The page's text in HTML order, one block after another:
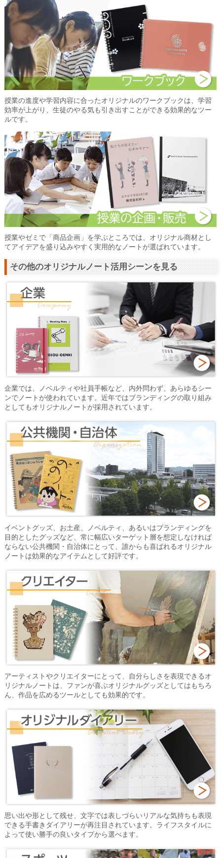
授業の進度や学習内容に合ったオリジナルのワークブックは、学習
効率が上がり、生徒のやる気も引き出すことができる効果的なツー
ルです。
授業やゼミで「商品企画」を学ぶところでは、オリジナル商材とし
てアイデアを盛り込みやすく実用的なノートが選ばれています。
その他のオリジナルノート活用シーンを見る
企業では、ノベルティや社員手帳など、内外問わず、あらゆるシー
ンでノートが使われています。近年ではブランディングの取り組み
としてもオリジナルノートが採用されています。
イベントグッズ、お土産、ノベルティ、あるいはブランディングを
目的としたグッズなど、常に幅広いターゲット層を想定しなければ
ならない公共機関・自治体にとって、誰からも喜ばれるオリジナル
ノートは効果的なアイテムとして好評です。
アーティストやクリエイターにとって、自分らしさを表現できるオ
リジナルノートは、ファンが喜ぶオリジナルグッズとしてはもちろ
ん、作品を広めるツールとしても効果的です。
思い出や形として残せ、文字では表しづらいリアルな気持ちも表現
できる手書きダイアリーが再注目されています。ライフスタイルに
よって使い勝手の良いタイプから選べます。